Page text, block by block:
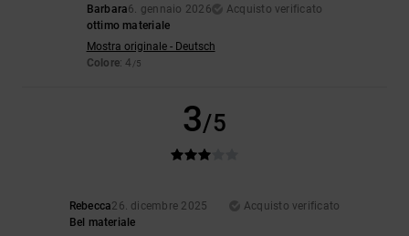
Barbara6. gennaio 2026
Acquisto verificato
ottimo materiale
Mostra originale - Deutsch
Colore: 4 /5
3/5
Rebecca26. dicembre 2025
Acquisto verificato
Bel materiale